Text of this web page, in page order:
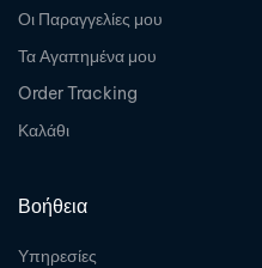
Οι Παραγγελίες μου
Τα Αγαπημένα μου
Order Tracking
Καλάθι
Βοήθεια
Υπηρεσίες